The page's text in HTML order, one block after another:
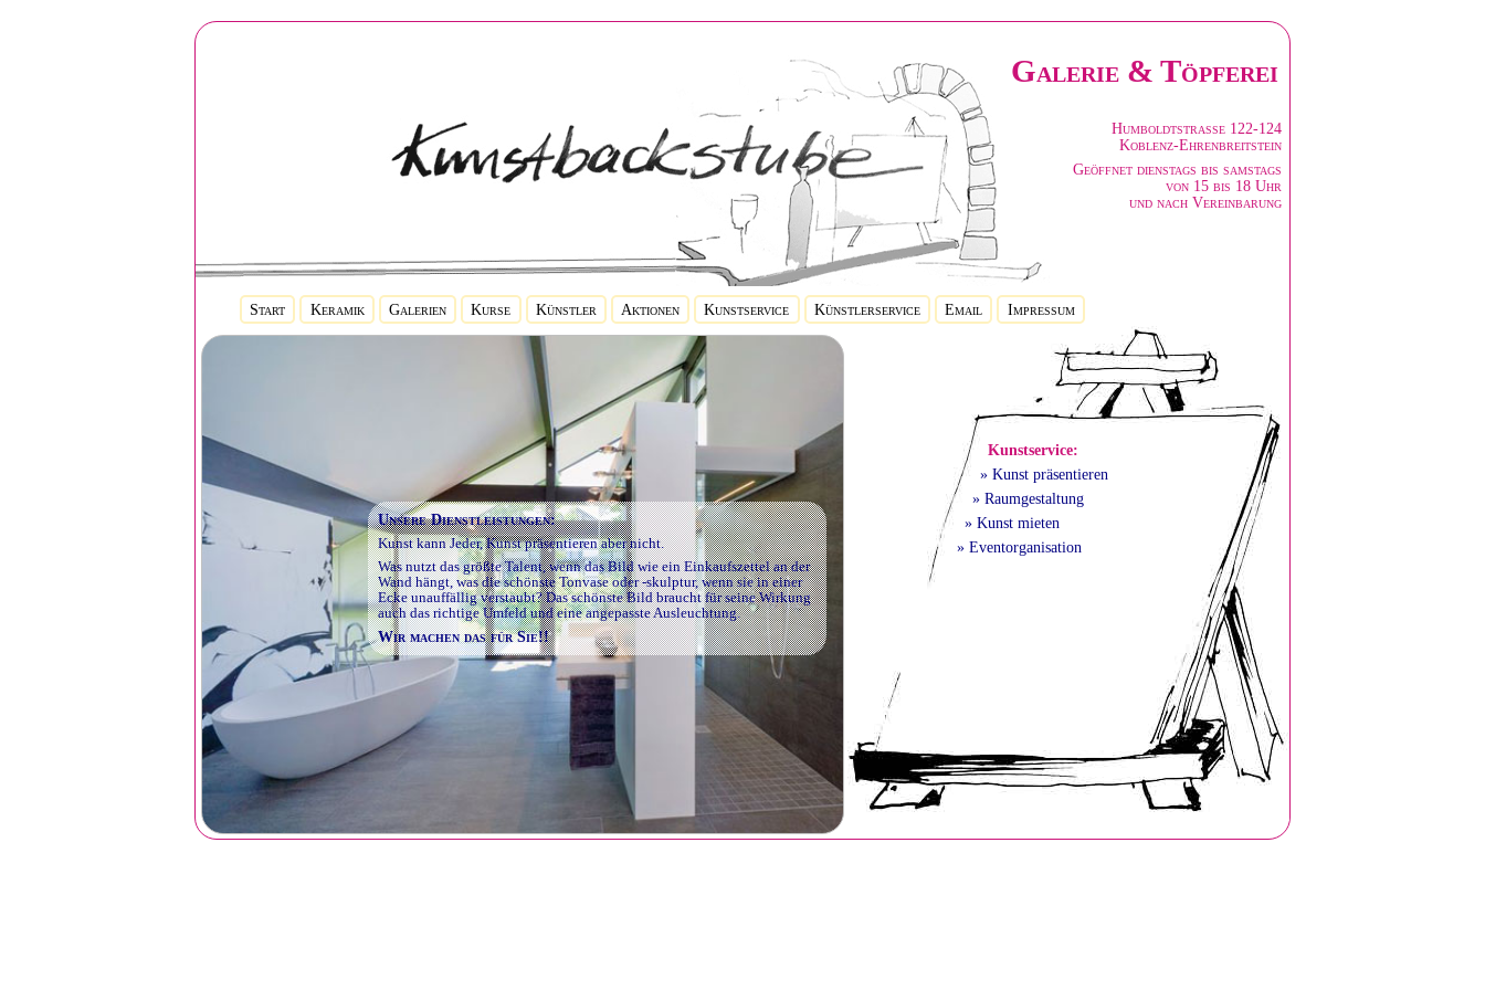
Galerie & Töpferei
Humboldtstrasse 122-124
Koblenz-Ehrenbreitstein
Geöffnet dienstags bis samstags
von 15 bis 18 Uhr
und nach Vereinbarung
Start Keramik Galerien Kurse Künstler Aktionen Kunstservice Künstlerservice Email Impressum
Unsere Dienstleistungen:
Kunst kann Jeder, Kunst präsentieren aber nicht.
Was nutzt das größte Talent, wenn das Bild wie ein Einkaufszettel an der
Wand hängt, was die schönste Tonvase oder -skulptur, wenn sie in einer
Ecke unauffällig verstaubt? Das schönste Bild braucht für seine Wirkung
auch das richtige Umfeld und eine angepasste Ausleuchtung.
Wir machen das für Sie!!
Kunstservice:
» Kunst präsentieren
» Raumgestaltung
» Kunst mieten
» Eventorganisation